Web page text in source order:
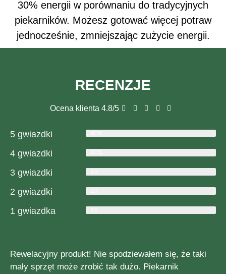
30% energii w porównaniu do tradycyjnych
piekarników. Możesz gotować więcej potraw
jednocześnie, zmniejszając zużycie energii.
RECENZJE
Ocena klienta 4.8/5
5 gwiazdki
4 gwiazdki
3 gwiazdki
2 gwiazdki
1 gwiazdka
Rewelacyjny produkt! Nie spodziewałem się, że taki
mały sprzęt może zrobić tak dużo. Piekarnik